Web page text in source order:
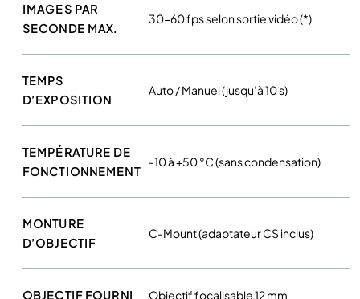
IMAGES PAR
SECONDE MAX.
30-60 fps selon sortie vidéo (*)
TEMPS
D’EXPOSITION
Auto / Manuel (jusqu’à 10 s)
TEMPÉRATURE DE
FONCTIONNEMENT
-10 à +50 °C (sans condensation)
MONTURE
D’OBJECTIF
C-Mount (adaptateur CS inclus)
OBJECTIF FOURNI Objectif focalisable 12 mm